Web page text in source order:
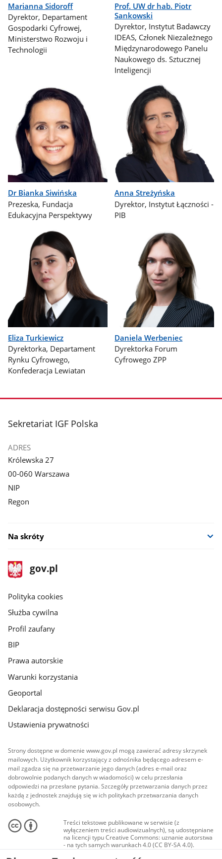
Marianna Sidoroff
Dyrektor, Departament
Gospodarki Cyfrowej,
Ministerstwo Rozwoju i
Technologii
Prof. UW dr hab. Piotr
Sankowski
Dyrektor, Instytut Badawczy
IDEAS, Członek Niezależnego
Międzynarodowego Panelu
Naukowego ds. Sztucznej
Inteligencji
Dr Bianka Siwińska
Prezeska, Fundacja
Edukacyjna Perspektywy
Anna Streżyńska
Dyrektor, Instytut Łączności -
PIB
Eliza Turkiewicz
Dyrektorka, Departament
Rynku Cyfrowego,
Konfederacja Lewiatan
Daniela Werbeniec
Dyrektorka Forum
Cyfrowego ZPP
stopka
Sekretariat IGF Polska
ADRES
Królewska 27
00-060 Warszawa
NIP
Regon
Na skróty
stopka
gov.pl
Strona
gov.pl
gov.pl
Polityka cookies
Służba cywilna
Profil zaufany
BIP
Prawa autorskie
Warunki korzystania
Geoportal
Deklaracja dostępności serwisu Gov.pl
Ustawienia prywatności
Strony dostępne w domenie www.gov.pl mogą zawierać adresy skrzynek
mailowych. Użytkownik korzystający z odnośnika będącego adresem e-
mail zgadza się na przetwarzanie jego danych (adres e-mail oraz
dobrowolnie podanych danych w wiadomości) w celu przesłania
odpowiedzi na przesłane pytania. Szczegóły przetwarzania danych przez
każdą z jednostek znajdują się w ich politykach przetwarzania danych
osobowych.
Treści tekstowe publikowane w serwisie (z
wyłączeniem treści audiowizualnych), są udostępniane
na licencji typu Creative Commons: uznanie autorstwa
- na tych samych warunkach 4.0 (CC BY-SA 4.0).
Materiały audiowizualne, w tym zdjęcia, materiały